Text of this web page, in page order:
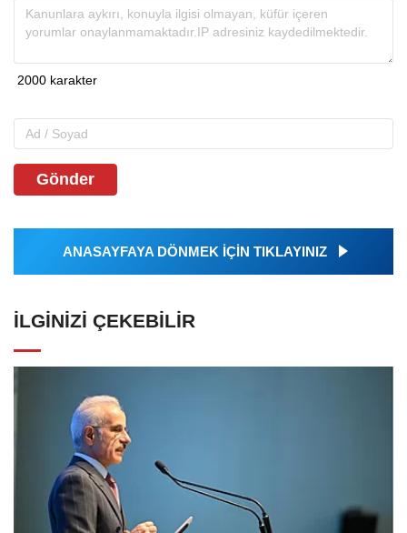
Gönder
ANASAYFAYA DÖNMEK İÇİN TIKLAYINIZ
İLGINIZI ÇEKEBILIR